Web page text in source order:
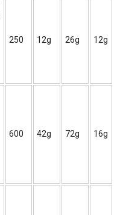
250 12g 26g 12g
600 42g 72g 16g